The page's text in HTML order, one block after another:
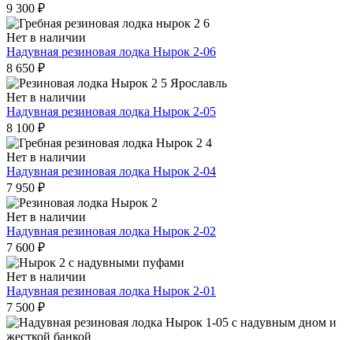
9 300 ₽
Нет в наличии
Надувная резиновая лодка Нырок 2-06
8 650 ₽
Нет в наличии
Надувная резиновая лодка Нырок 2-05
8 100 ₽
Нет в наличии
Надувная резиновая лодка Нырок 2-04
7 950 ₽
Нет в наличии
Надувная резиновая лодка Нырок 2-02
7 600 ₽
Нет в наличии
Надувная резиновая лодка Нырок 2-01
7 500 ₽